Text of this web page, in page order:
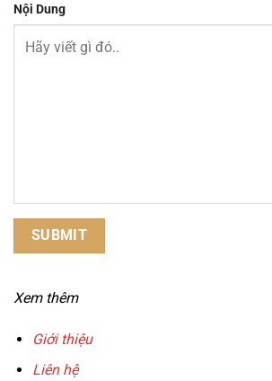
Nội Dung
Xem thêm
Giới thiệu
Liên hệ